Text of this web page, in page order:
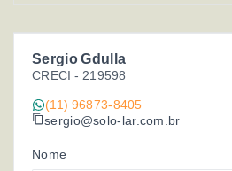
Sergio Gdulla
CRECI - 219598
(11) 96873-8405
sergio@solo-lar.com.br
Nome